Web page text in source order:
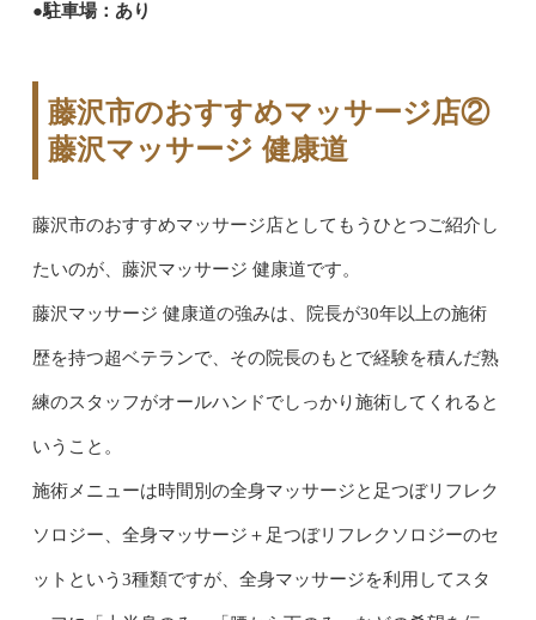
●駐車場：あり
藤沢市のおすすめマッサージ店②
藤沢マッサージ 健康道
藤沢市のおすすめマッサージ店としてもうひとつご紹介し
たいのが、藤沢マッサージ 健康道です。
藤沢マッサージ 健康道の強みは、院長が30年以上の施術
歴を持つ超ベテランで、その院長のもとで経験を積んだ熟
練のスタッフがオールハンドでしっかり施術してくれると
いうこと。
施術メニューは時間別の全身マッサージと足つぼリフレク
ソロジー、全身マッサージ＋足つぼリフレクソロジーのセ
ットという3種類ですが、全身マッサージを利用してスタ